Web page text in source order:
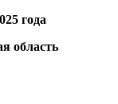
года
область